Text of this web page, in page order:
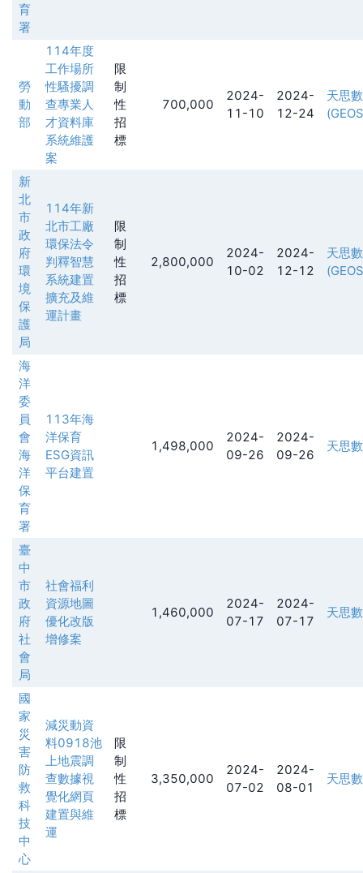
育
署
勞
動
部
114年度
工作場所
性騷擾調
查專業人
才資料庫
系統維護
案
限
制
性
招
標
700,000
2024-
11-10
2024-
12-24
天思
新
北
市
政
府
環
境
保
護
局
114年新
北市工廠
環保法令
判釋智慧
系統建置
擴充及維
運計畫
限
制
性
招
標
2,800,000
2024-
10-02
2024-
12-12
天思
海
洋
委
員
會
海
洋
保
育
署
113年海
洋保育
ESG資訊
平台建置
1,498,000
2024-
09-26
2024-
09-26
天思
臺
中
市
政
府
社
會
局
社會福利
資源地圖
優化改版
增修案
1,460,000
2024-
07-17
2024-
07-17
天思
國
家
災
害
防
救
科
技
中
心
減災動資
料0918池
上地震調
查數據視
覺化網頁
建置與維
運
限
制
性
招
標
3,350,000
2024-
07-02
2024-
08-01
天思